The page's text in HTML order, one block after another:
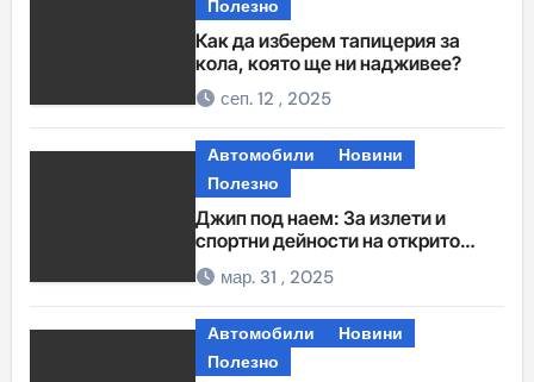
Полезно
Как да изберем тапицерия за
кола, която ще ни надживее?
сеп. 12 , 2025
Автомобили
Новини
Полезно
Джип под наем: За излети и
спортни дейности на открито
извън града
мар. 31 , 2025
Автомобили
Новини
Полезно